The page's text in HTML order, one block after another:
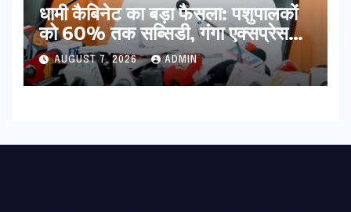
​धामी कैबिनेट का बड़ा फैसला: पशुपालकों
को 60% तक सब्सिडी, गंगा एक्सप्रेसवे
का हरिद्वार तक होगा विस्तार
AUGUST 7, 2026 ADMIN